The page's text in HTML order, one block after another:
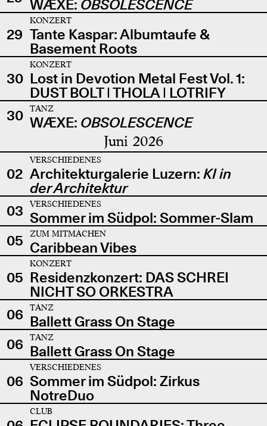
WÆXE: OBSOLESCENCE
29
KONZERT
Tante Kaspar: Albumtaufe &
Basement Roots
30
KONZERT
Lost in Devotion Metal Fest Vol. 1:
DUST BOLT | THOLA | LOTRIFY
30
TANZ
WÆXE: OBSOLESCENCE
Juni 2026
02
VERSCHIEDENES
Architekturgalerie Luzern: KI in
der Architektur
03
VERSCHIEDENES
Sommer im Südpol: Sommer-Slam
05
ZUM MITMACHEN
Caribbean Vibes
05
KONZERT
Residenzkonzert: DAS SCHREI
NICHT SO ORKESTRA
06
TANZ
Ballett Grass On Stage
06
TANZ
Ballett Grass On Stage
06
VERSCHIEDENES
Sommer im Südpol: Zirkus
NotreDuo
CLUB